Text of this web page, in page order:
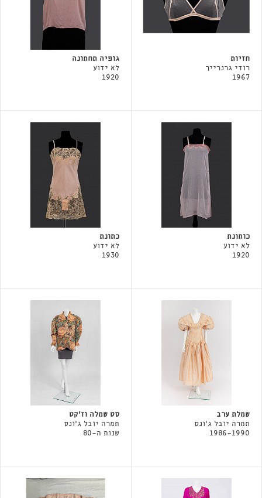
חזיות
רודי גרנרייך
1967
גופיה תחתונה
לא ידוע
1920
כותונת
לא ידוע
1920
כתונת
לא ידוע
1930
שמלת ערב
תמרה יובל ג׳ונס
1986-1990
סט שמלה וז'קט
תמרה יובל ג׳ונס
שנות ה-80